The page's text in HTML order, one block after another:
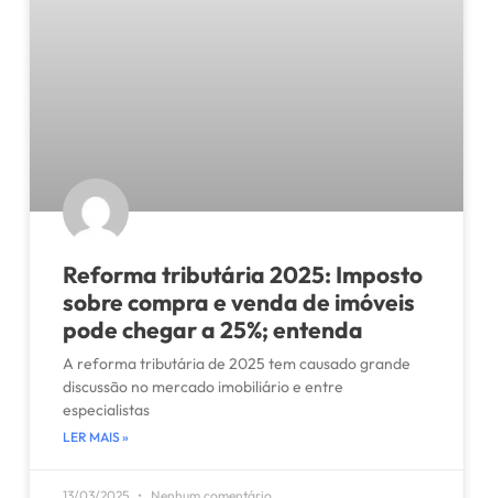
Reforma tributária 2025: Imposto
sobre compra e venda de imóveis
pode chegar a 25%; entenda
A reforma tributária de 2025 tem causado grande
discussão no mercado imobiliário e entre
especialistas
LER MAIS »